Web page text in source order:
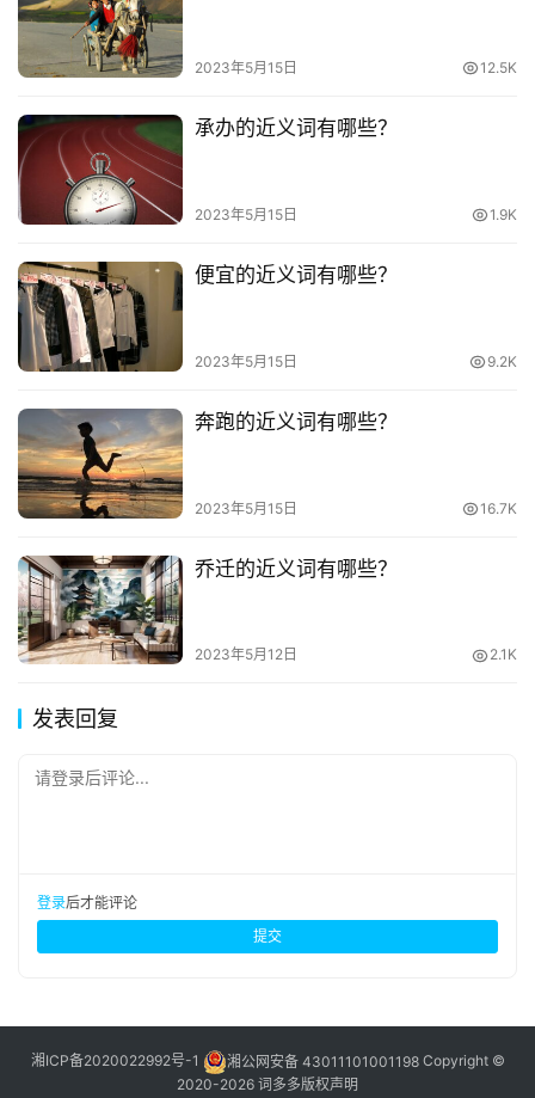
2023年5月15日 12.5K
承办的近义词有哪些？
2023年5月15日 1.9K
便宜的近义词有哪些？
2023年5月15日 9.2K
奔跑的近义词有哪些？
2023年5月15日 16.7K
乔迁的近义词有哪些？
2023年5月12日 2.1K
发表回复
请登录后评论...
登录后才能评论
提交
湘ICP备2020022992号-1 湘公网安备 43011101001198Copyright ©
2020-2026 词多多版权声明